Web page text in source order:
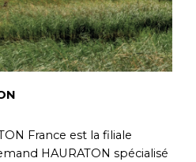
France est la filiale
HAURATON spécialisé